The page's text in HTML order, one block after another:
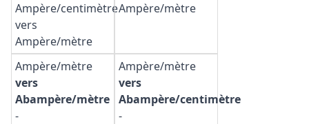
Ampère/centimètre
vers
Ampère/mètre
Ampère/mètre
Ampère/mètre
vers
Abampère/mètre
-
Ampère/mètre
vers
Abampère/centimètre
-